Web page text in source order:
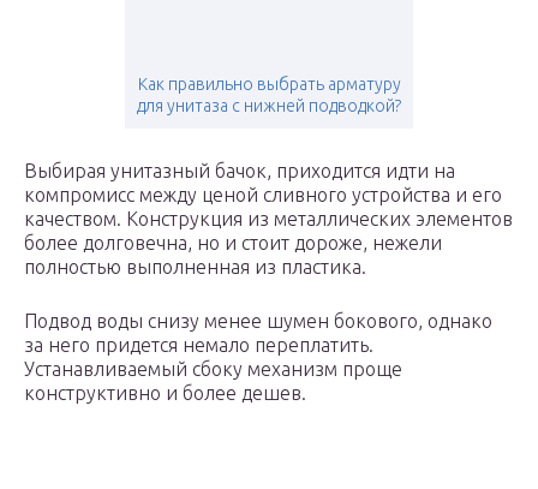
Как правильно выбрать арматуру
для унитаза с нижней подводкой?
Выбирая унитазный бачок, приходится идти на
компромисс между ценой сливного устройства и его
качеством. Конструкция из металлических элементов
более долговечна, но и стоит дороже, нежели
полностью выполненная из пластика.
Подвод воды снизу менее шумен бокового, однако
за него придется немало переплатить.
Устанавливаемый сбоку механизм проще
конструктивно и более дешев.